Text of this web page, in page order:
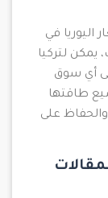
اليوريا في
يمكن لتركيا
أي سوق
طاقتها
والحفاظ على